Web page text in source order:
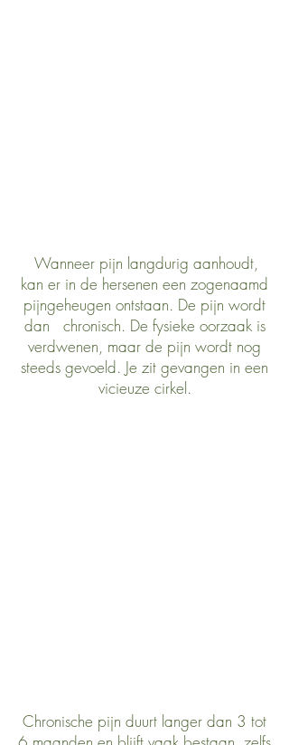
​ Wanneer pijn langdurig aanhoudt,
kan er in de hersenen een zogenaamd
pijngeheugen ontstaan. De pijn wordt
dan chronisch. De fysieke oorzaak is
verdwenen, maar de pijn wordt nog
steeds gevoeld. Je zit gevangen in een
vicieuze cirkel.
Chronische pijn duurt langer dan 3 tot